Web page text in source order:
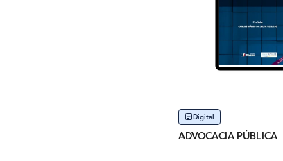
Digital
ADVOCACIA PÚBLICA